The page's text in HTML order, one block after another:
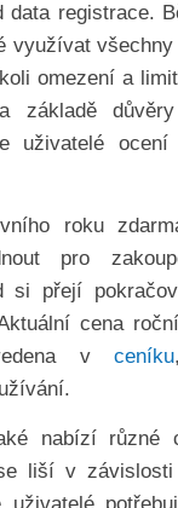
data registrace.
využívat
omezení a
základě
uživatelé
roku
pro
si přejí
cena
v ceníku
nabízí různé
liší v